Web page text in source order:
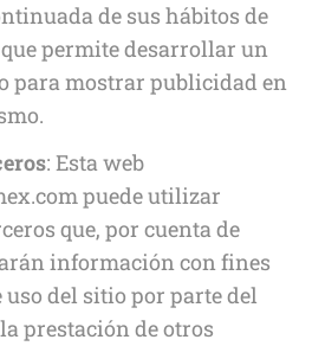
de sus hábitos de
permite desarrollar un
para mostrar publicidad en
: Esta web
puede utilizar
que, por cuenta de
información con fines
uso del sitio por parte del
prestación de otros